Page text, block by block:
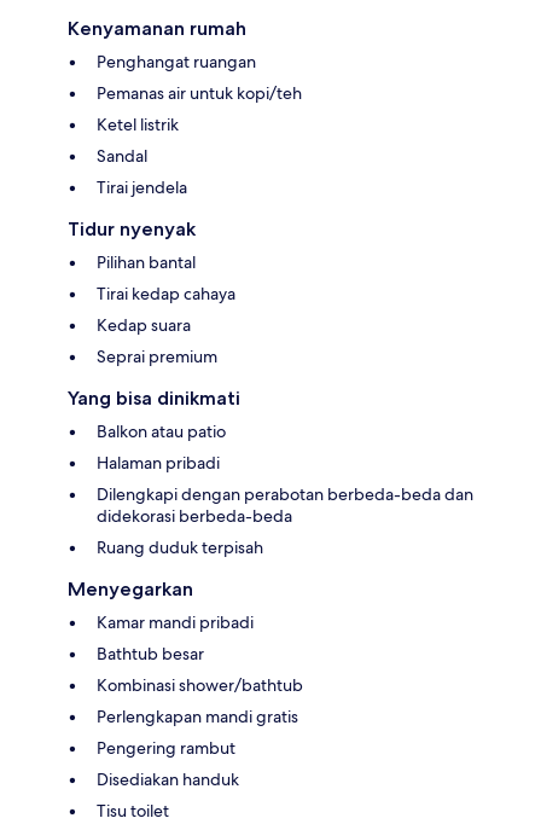
Kenyamanan rumah
Penghangat ruangan
Pemanas air untuk kopi/teh
Ketel listrik
Sandal
Tirai jendela
Tidur nyenyak
Pilihan bantal
Tirai kedap cahaya
Kedap suara
Seprai premium
Yang bisa dinikmati
Balkon atau patio
Halaman pribadi
Dilengkapi dengan perabotan berbeda-beda dan
didekorasi berbeda-beda
Ruang duduk terpisah
Menyegarkan
Kamar mandi pribadi
Bathtub besar
Kombinasi shower/bathtub
Perlengkapan mandi gratis
Pengering rambut
Disediakan handuk
Tisu toilet